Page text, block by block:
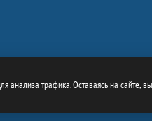
анализа трафика. Оставаясь на сайте,